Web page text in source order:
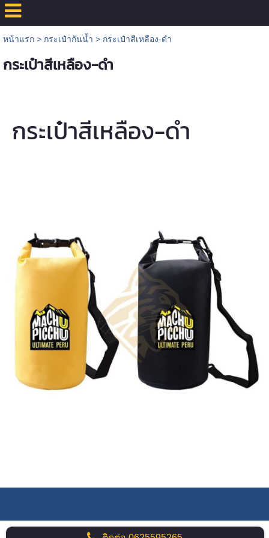
หน้าแรก> กระเป๋ากันน้ำ > กระเป๋าสีเหลือง-ดำ
กระเป๋าสีเหลือง-ดำ
กระเป๋าสีเหลือง-ดำ